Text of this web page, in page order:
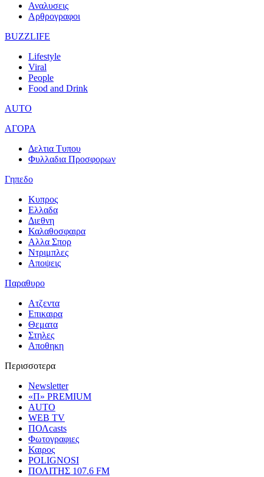
Αναλυσεις
Αρθρογραφοι
BUZZLIFE
Lifestyle
Viral
People
Food and Drink
AUTO
ΑΓΟΡΑ
Δελτια Τυπου
Φυλλαδια Προσφορων
Γηπεδο
Κυπρος
Ελλαδα
Διεθνη
Καλαθοσφαιρα
Αλλα Σπορ
Ντριμπλες
Αποψεις
Παραθυρο
Ατζεντα
Επικαιρα
Θεματα
Στηλες
Αποθηκη
Περισσοτερα
Newsletter
«Π» PREMIUM
AUTO
WEB TV
ΠΟΛcasts
Φωτογραφιες
Καιρος
POLIGNOSI
ΠΟΛΙΤΗΣ 107.6 FM